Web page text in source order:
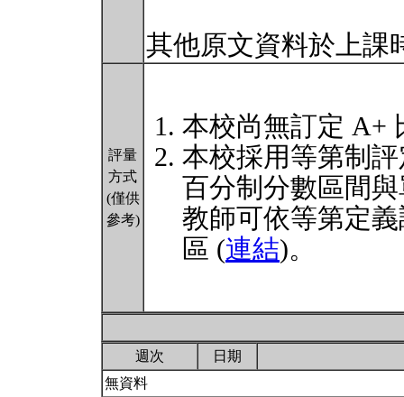
其他原文資料於上課
評量
方式
(僅供
參考)
本校尚無訂定 A+
本校採用等第制
百分制分數區間
教師可依等第定
區 (連結)。
週次
日期
無資料